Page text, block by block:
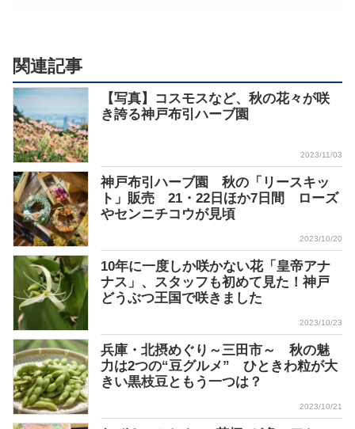
関連記事
【写真】コスモスなど、秋の花々が咲
き誇る神戸布引ハーブ園
2023/11/03
神戸布引ハーブ園 秋の「リースキッ
ト」販売 21・22日ほか7日間 ローズ
やセンニチコウが見頃
2023/10/20
10年に一度しか咲かない花「皇帝アナ
ナス」、スタッフも初めて見た！神戸
どうぶつ王国で咲きました
2023/10/23
兵庫・北摂めぐり～三田市～ 秋の魅
力は2つの“豆グルメ” ひときわ粒が大
きい黒枝豆ともう一つは？
2023/10/21